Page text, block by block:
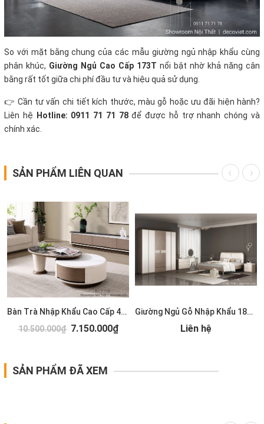
So với mặt bằng chung của các mẫu giường ngủ nhập khẩu cùng
phân khúc, Giường Ngủ Cao Cấp 173T nổi bật nhờ khả năng cân
bằng rất tốt giữa chi phí đầu tư và hiệu quả sử dụng.
👉 Cần tư vấn chi tiết kích thước, màu gỗ hoặc ưu đãi hiện hành?
Liên hệ
Hotline: 0911 71 71 78để được hỗ trợ nhanh chóng và
chính xác.
SẢN PHẨM LIÊN QUAN
Bàn Trà Nhập Khẩu Cao Cấp 489S
10.500.000₫ 7.150.000₫
Giường Ngủ Gỗ Nhập Khẩu 185T
Liên hệ
SẢN PHẨM ĐÃ XEM